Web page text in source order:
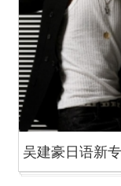
吴建豪日语新